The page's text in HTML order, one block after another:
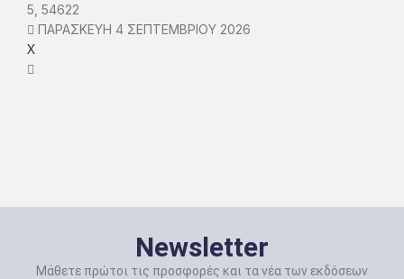
5, 54622
ΠΑΡΑΣΚΕΥΗ 4 ΣΕΠΤΕΜΒΡΙΟΥ 2026
X
Newsletter
Μάθετε πρώτοι τις προσφορές και τα νέα των εκδόσεων